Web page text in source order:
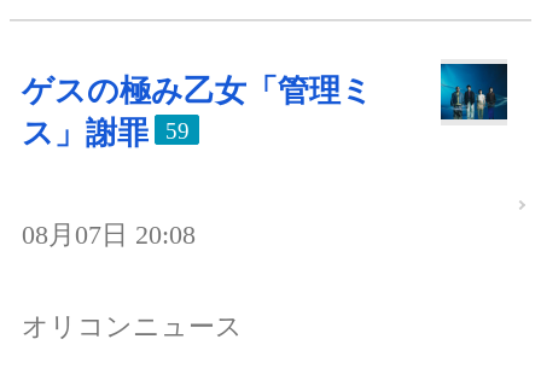
ゲスの極み乙女「管理ミ
ス」謝罪
59
08月07日 20:08
オリコンニュース